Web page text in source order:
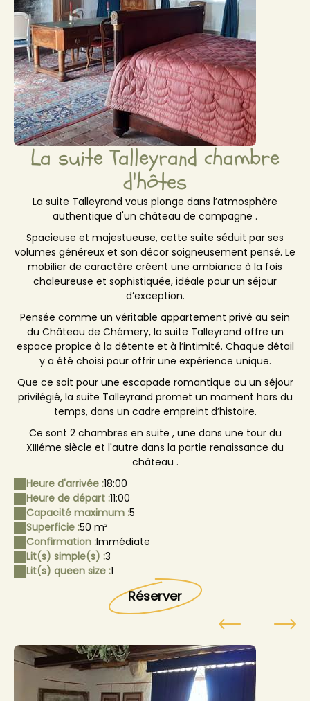
La suite Talleyrand chambre
d'hôtes
La suite Talleyrand vous plonge dans l’atmosphère
authentique d'un château de campagne .
Spacieuse et majestueuse, cette suite séduit par ses
volumes généreux et son décor soigneusement pensé. Le
mobilier de caractère créent une ambiance à la fois
chaleureuse et sophistiquée, idéale pour un séjour
d’exception.
Pensée comme un véritable appartement privé au sein
du Château de Chémery, la suite Talleyrand offre un
espace propice à la détente et à l’intimité. Chaque détail
y a été choisi pour offrir une expérience unique.
Que ce soit pour une escapade romantique ou un séjour
privilégié, la suite Talleyrand promet un moment hors du
temps, dans un cadre empreint d’histoire.
Ce sont 2 chambres en suite , une dans une tour du
XIIIéme siècle et l'autre dans la partie renaissance du
château .
Heure d'arrivée :18:00
Heure de départ :11:00
Capacité maximum :5
Superficie :50 m²
Confirmation :Immédiate
Lit(s) simple(s) :3
Lit(s) queen size :1
Réserver